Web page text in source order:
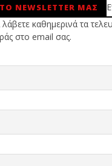
NEWSLETTER ΜΑΣ
καθημερινά τα
στο email σας.